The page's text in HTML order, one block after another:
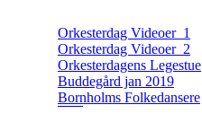
Orkesterdag Videoer_1
Orkesterdag Videoer_2
Orkesterdagens Legestue
Buddegård jan 2019
Bornholms Folkedansere